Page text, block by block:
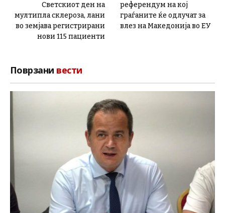
Светскиот ден на
мултипла склероза, лани
во земјава регистрирани
нови 115 пациенти
референдум на кој
граѓаните ќе одлучат за
влез на Македонија во ЕУ
Поврзани вести